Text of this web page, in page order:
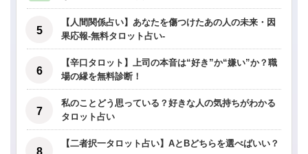
【人間関係占い】あなたを傷つけたあの人の未来・因
果応報-無料タロット占い-
【辛口タロット】上司の本音は“好き”か“嫌い”か？職
場の縁を無料診断！
私のことどう思っている？好きな人の気持ちがわかる
タロット占い
【二者択一タロット占い】AとBどちらを選べばいい？